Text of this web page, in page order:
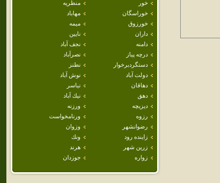
خور
منظريه
خوراسگان
مهاباد
خورزوق
ميمه
داران
نايين
دامنه
نجف آباد
درچه پياز
نصرآباد
دستگردبرخوار
نطنز
دولت آباد
نوش آباد
دهاقان
نياسر
دهق
نيك آباد
ديزيچه
ورزنه
رزوه
ورنامخواست
رضوانشهر
وزوان
زاينده رود
ونك
زرين شهر
هرند
زواره
جوزدان